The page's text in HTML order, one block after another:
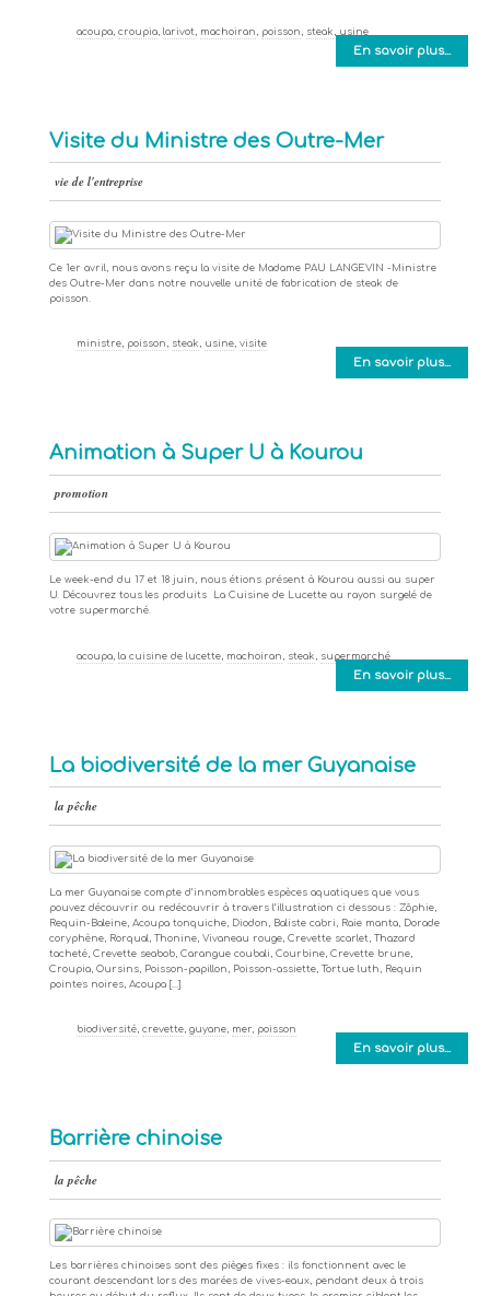
En savoir plus...
acoupa croupia larivot machoiran poisson steak usine
Visite du Ministre des Outre-Mer
vie de l'entreprise
Ce 1er avril, nous avons reçu la visite de Madame PAU LANGEVIN -Ministre
des Outre-Mer dans notre nouvelle unité de fabrication de steak de
poisson.
En savoir plus...
ministre, poisson , steak , usine, visite
Animation à Super U à Kourou
promotion
Le week-end du 17 et 18 juin, nous étions présent à Kourou aussi au super
U. Découvrez tous les produits La Cuisine de Lucette au rayon surgelé de
votre supermarché.
En savoir plus...
acoupa la cuisine de lucette machoiran steak supermarché
La biodiversité de la mer Guyanaise
la pêche
La mer Guyanaise compte d’innombrables espèces aquatiques que vous
pouvez découvrir ou redécouvrir à travers l’illustration ci dessous : Zôphie,
Requin-Baleine, Acoupa tonquiche, Diodon, Baliste cabri, Raie manta, Dorade
coryphène, Rorqual, Thonine, Vivaneau rouge, Crevette scarlet, Thazard
tacheté, Crevette seabob, Carangue coubali, Courbine, Crevette brune,
Croupia, Oursins, Poisson-papillon, Poisson-assiette, Tortue luth, Requin
pointes noires, Acoupa […]
En savoir plus...
biodiversité, crevette, guyane, mer, poisson
Barrière chinoise
la pêche
Les barrières chinoises sont des pièges fixes : ils fonctionnent avec le
courant descendant lors des marées de vives-eaux, pendant deux à trois